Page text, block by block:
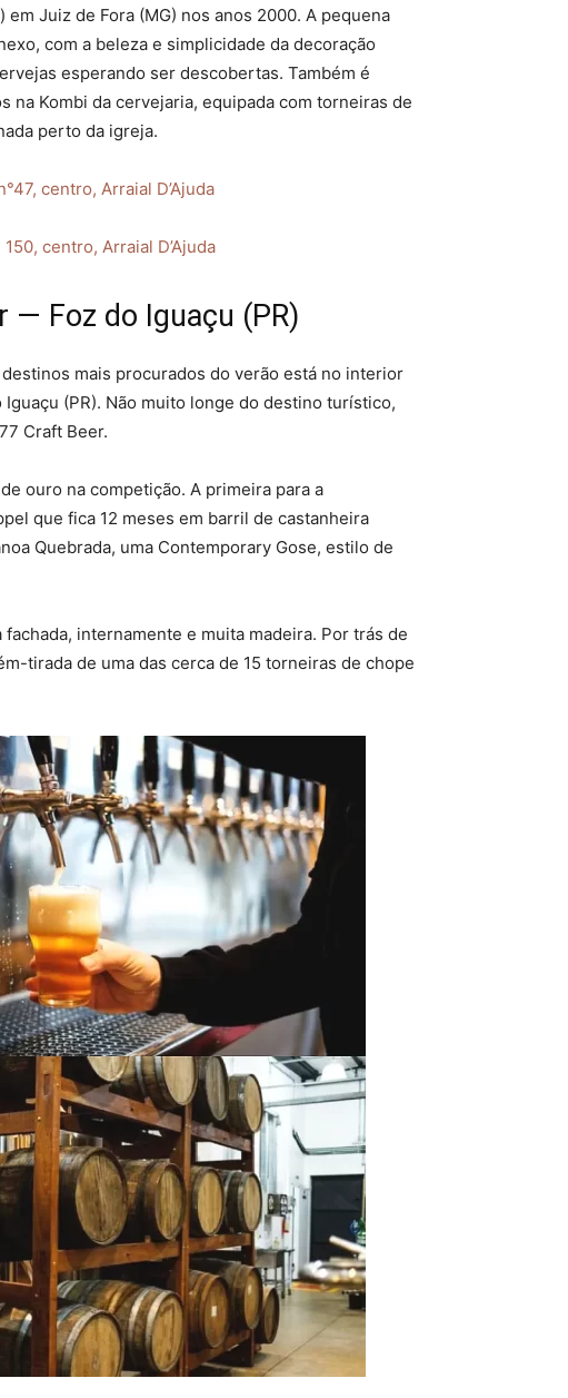
Juiz de Fora (MG) nos anos 2000. A pequena
com a beleza e simplicidade da decoração
esperando ser descobertas. Também é
na Kombi da cervejaria, equipada com torneiras de
perto da igreja.
centro, Arraial D’Ajuda
centro, Arraial D’Ajuda
— Foz do Iguaçu (PR)
mais procurados do verão está no interior
(PR). Não muito longe do destino turístico,
Craft Beer.
ouro na competição. A primeira para a
que fica 12 meses em barril de castanheira
Quebrada, uma Contemporary Gose, estilo de
internamente e muita madeira. Por trás de
tirada de uma das cerca de 15 torneiras de chope